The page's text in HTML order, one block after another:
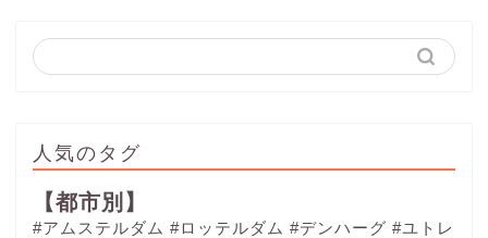
人気のタグ
【都市別】
#アムステルダム #ロッテルダム #デンハーグ #ユトレ